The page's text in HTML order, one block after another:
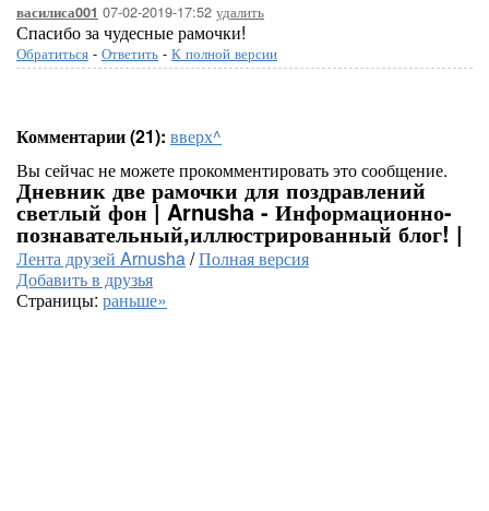
василиса001 07-02-2019-17:52 удалить
Спасибо за чудесные рамочки!
Обратиться - Ответить - К полной версии
Комментарии (21): вверх^
Вы сейчас не можете прокомментировать это сообщение.
Дневник две рамочки для поздравлений
светлый фон | Arnusha - Информационно-
познавательный,иллюстрированный блог! |
Лента друзей Arnusha/Полная версия
Добавить в друзья
Страницы: раньше»